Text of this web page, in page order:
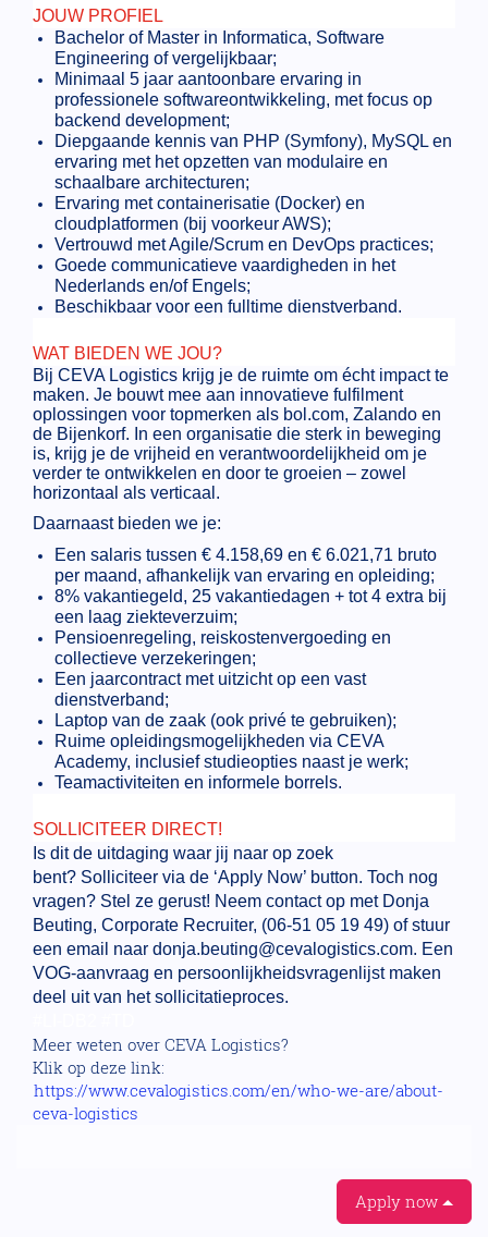
JOUW PROFIEL
Bachelor of Master in Informatica, Software
Engineering of vergelijkbaar;
Minimaal 5 jaar aantoonbare ervaring in
professionele softwareontwikkeling, met focus op
backend development;
Diepgaande kennis van PHP (Symfony), MySQL en
ervaring met het opzetten van modulaire en
schaalbare architecturen;
Ervaring met containerisatie (Docker) en
cloudplatformen (bij voorkeur AWS);
Vertrouwd met Agile/Scrum en DevOps practices;
Goede communicatieve vaardigheden in het
Nederlands en/of Engels;
Beschikbaar voor een fulltime dienstverband.
WAT BIEDEN WE JOU?
Bij CEVA Logistics krijg je de ruimte om écht impact te
maken. Je bouwt mee aan innovatieve fulfilment
oplossingen voor topmerken als bol.com, Zalando en
de Bijenkorf. In een organisatie die sterk in beweging
is, krijg je de vrijheid en verantwoordelijkheid om je
verder te ontwikkelen en door te groeien – zowel
horizontaal als verticaal.
Daarnaast bieden we je:
Een salaris tussen € 4.158,69 en € 6.021,71 bruto
per maand, afhankelijk van ervaring en opleiding;
8% vakantiegeld, 25 vakantiedagen + tot 4 extra bij
een laag ziekteverzuim;
Pensioenregeling, reiskostenvergoeding en
collectieve verzekeringen;
Een jaarcontract met uitzicht op een vast
dienstverband;
Laptop van de zaak (ook privé te gebruiken);
Ruime opleidingsmogelijkheden via CEVA
Academy, inclusief studieopties naast je werk;
Teamactiviteiten en informele borrels.
SOLLICITEER DIRECT!
Is dit de uitdaging waar jij naar op zoek
bent? Solliciteer via de ‘Apply Now’ button. Toch nog
vragen? Stel ze gerust! Neem contact op met Donja
Beuting, Corporate Recruiter, (06-51 05 19 49) of stuur
een email naar donja.beuting@cevalogistics.com. Een
VOG-aanvraag en persoonlijkheidsvragenlijst maken
deel uit van het sollicitatieproces.
Meer weten over CEVA Logistics?
Klik op deze link:
https://www.cevalogistics.com/en/who-we-are/about-
ceva-logistics
Apply now